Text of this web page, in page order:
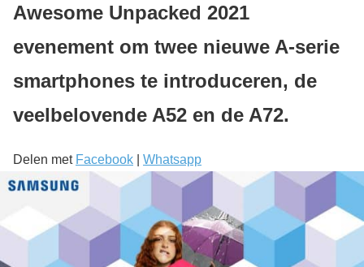
Awesome Unpacked 2021
evenement om twee nieuwe A-serie
smartphones te introduceren, de
veelbelovende A52 en de A72.
Delen met Facebook Whatsapp